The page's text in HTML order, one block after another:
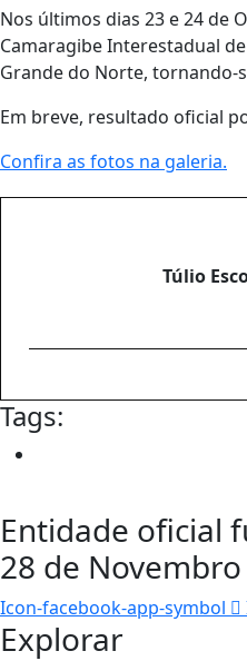
Nos últimos dias 23 e 24 de
Camaragibe Interestadual
Grande do Norte, tornando-
Em breve, resultado oficial
Confira as fotos na galeria.
Túlio
Tags:
Entidade oficial
28 de
Icon-facebook-app-symbol
Explorar